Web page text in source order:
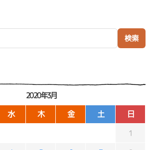
2020年3月
水 木 金 土 日
1